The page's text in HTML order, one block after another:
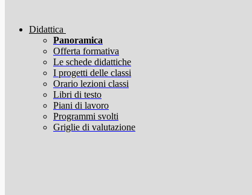
Didattica
Panoramica
Offerta formativa
Le schede didattiche
I progetti delle classi
Orario lezioni classi
Libri di testo
Piani di lavoro
Programmi svolti
Griglie di valutazione